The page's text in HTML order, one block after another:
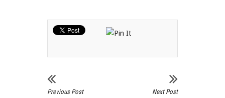
Previous Post Next Post